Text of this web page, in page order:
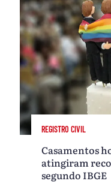
REGISTRO CIVIL
Casamentos
atingiram
segundo IBGE